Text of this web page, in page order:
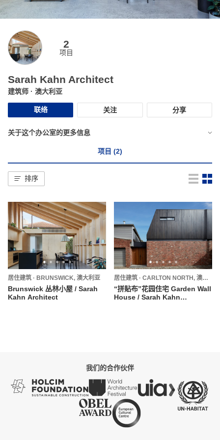
2
项目
Sarah Kahn Architect
建筑师 · 澳大利亚
联络 关注 分享
关于这个办公室的更多信息
项目 (2)
排序
居住建筑 · BRUNSWICK, 澳大利亚
Brunswick 丛林小屋 / Sarah
Kahn Architect
居住建筑 · CARLTON NORTH, 澳大利亚
“拼贴布”花园住宅 Garden Wall
House / Sarah Kahn